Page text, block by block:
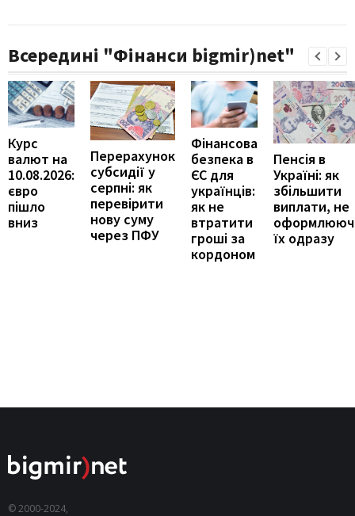
Всередині "Фінанси bigmir)net"
Курс
валют на
10.08.2026:
євро
пішло
вниз
Перерахунок
субсидії у
серпні: як
перевірити
нову суму
через ПФУ
Фінансова
безпека в
ЄС для
українців:
як не
втратити
гроші за
кордоном
Пенсія в
Україні: як
збільшити
виплати, не
їх одразу
© 2000-2024,